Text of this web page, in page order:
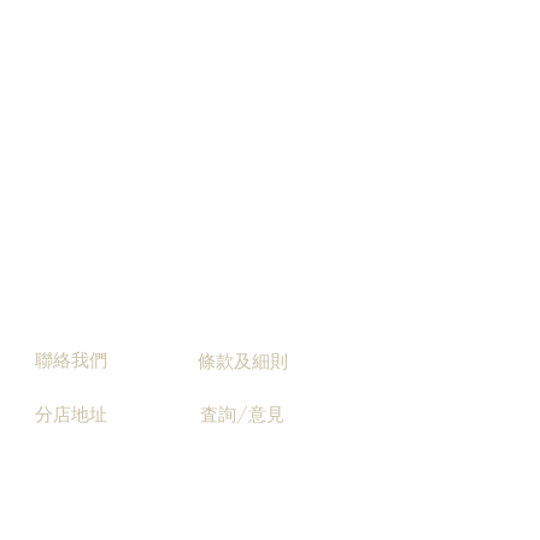
聯絡我們 條款及細則
分店地址 査詢/意見